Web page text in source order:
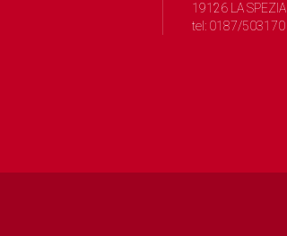
19126 LA SPEZIA
tel: 0187/503170